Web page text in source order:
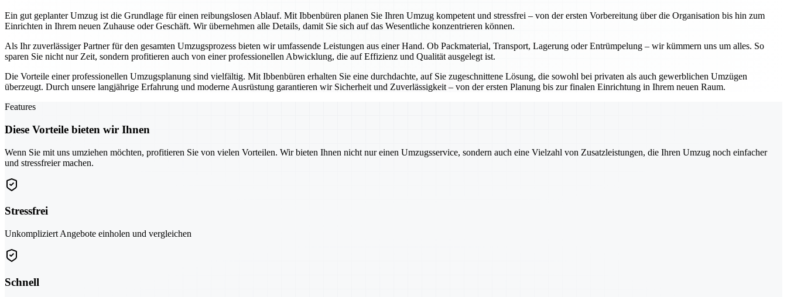
Ein gut geplanter Umzug ist die Grundlage für einen reibungslosen Ablauf. Mit Ibbenbüren planen Sie Ihren Umzug kompetent und stressfrei – von der ersten Vorbereitung über die Organisation bis hin zum
Einrichten in Ihrem neuen Zuhause oder Geschäft. Wir übernehmen alle Details, damit Sie sich auf das Wesentliche konzentrieren können.
Als Ihr zuverlässiger Partner für den gesamten Umzugsprozess bieten wir umfassende Leistungen aus einer Hand. Ob Packmaterial, Transport, Lagerung oder Entrümpelung – wir kümmern uns um alles. So
sparen Sie nicht nur Zeit, sondern profitieren auch von einer professionellen Abwicklung, die auf Effizienz und Qualität ausgelegt ist.
Die Vorteile einer professionellen Umzugsplanung sind vielfältig. Mit Ibbenbüren erhalten Sie eine durchdachte, auf Sie zugeschnittene Lösung, die sowohl bei privaten als auch gewerblichen Umzügen
überzeugt. Durch unsere langjährige Erfahrung und moderne Ausrüstung garantieren wir Sicherheit und Zuverlässigkeit – von der ersten Planung bis zur finalen Einrichtung in Ihrem neuen Raum.
Features
Diese Vorteile bieten wir Ihnen
Wenn Sie mit uns umziehen möchten, profitieren Sie von vielen Vorteilen. Wir bieten Ihnen nicht nur einen Umzugsservice, sondern auch eine Vielzahl von Zusatzleistungen, die Ihren Umzug noch einfacher
und stressfreier machen.
Stressfrei
Unkompliziert Angebote einholen und vergleichen
Schnell